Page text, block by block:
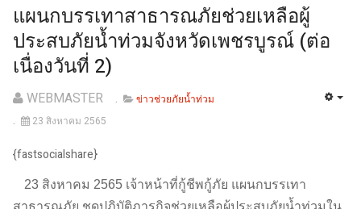
แผนกบรรเทาสาธารณภัยช่วยเหลือผู้
ประสบภัยน้ำท่วมจังหวัดเพชรบูรณ์ (ต่อ
เนื่องวันที่ 2)
WEBMASTER
ข่าวช่วยภัยน้ำท่วม
23 สิงหาคม 2565
{fastsocialshare}
23 สิงหาคม 2565 เจ้าหน้าที่กู้ชีพกู้ภัย แผนกบรรเทา